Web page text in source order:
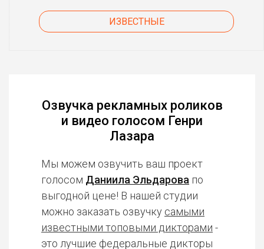
ИЗВЕСТНЫЕ
Озвучка рекламных роликов
и видео голосом Генри
Лазара
Мы можем озвучить ваш проект
голосом Даниила Эльдарова по
выгодной цене! В нашей студии
можно заказать озвучку самыми
известными топовыми дикторами -
это лучшие федеральные дикторы